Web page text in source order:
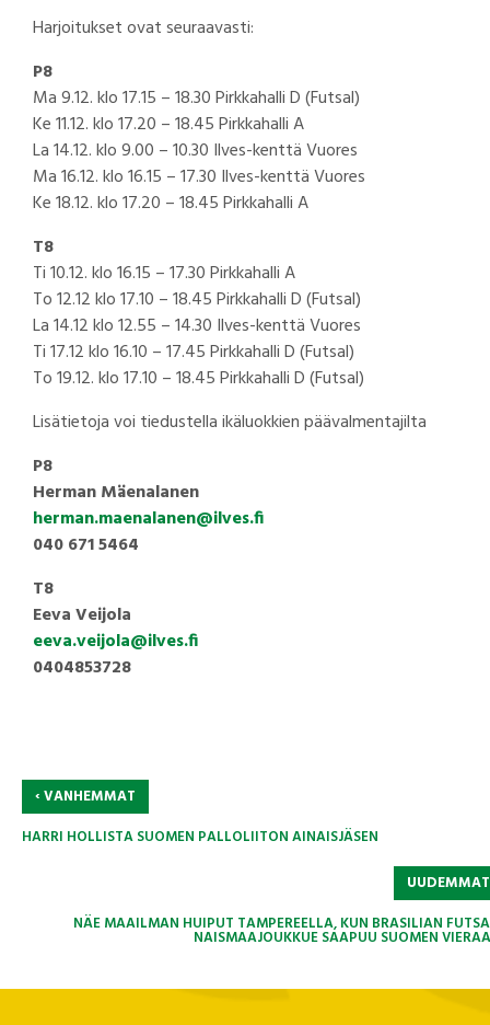
Harjoitukset ovat seuraavasti:
P8
Ma 9.12. klo 17.15 – 18.30 Pirkkahalli D (Futsal)
Ke 11.12. klo 17.20 – 18.45 Pirkkahalli A
La 14.12. klo 9.00 – 10.30 Ilves-kenttä Vuores
Ma 16.12. klo 16.15 – 17.30 Ilves-kenttä Vuores
Ke 18.12. klo 17.20 – 18.45 Pirkkahalli A
T8
Ti 10.12. klo 16.15 – 17.30 Pirkkahalli A
To 12.12 klo 17.10 – 18.45 Pirkkahalli D (Futsal)
La 14.12 klo 12.55 – 14.30 Ilves-kenttä Vuores
Ti 17.12 klo 16.10 – 17.45 Pirkkahalli D (Futsal)
To 19.12. klo 17.10 – 18.45 Pirkkahalli D (Futsal)
Lisätietoja voi tiedustella ikäluokkien päävalmentajilta
P8
Herman Mäenalanen
herman.maenalanen@ilves.fi
040 671 5464
T8
Eeva Veijola
eeva.veijola@ilves.fi
0404853728
‹VANHEMMAT
HARRI HOLLISTA SUOMEN PALLOLIITON AINAISJÄSEN
NÄE MAAILMAN HUIPUT TAMPEREELLA, KUN BRASILIAN
NAISMAAJOUKKUE SAAPUU SUOMEN